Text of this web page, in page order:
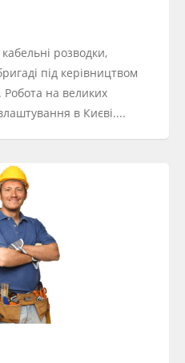
розводки,
під керівництвом
Робота на великих
в Києві....